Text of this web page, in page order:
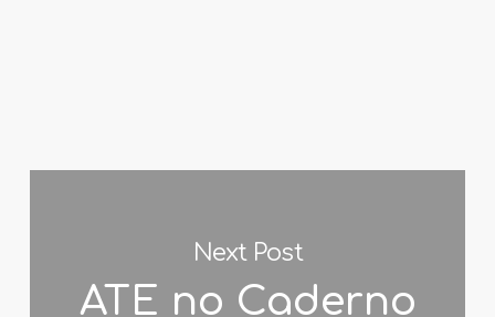
Next Post
ATE no Caderno